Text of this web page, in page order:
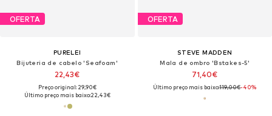
OFERTA
PURELEI
Bijuteria de cabelo 'Seafoam'
22,43€
Preço original: 29,90€
Último preço mais baixo:22,43€
OFERTA
STEVE MADDEN
Mala de ombro 'Bstakes-5'
71,40€
Último preço mais baixo:119,00€-40%